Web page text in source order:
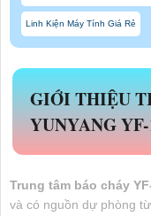
Linh Kiện Máy Tính Giá Rẻ
GIỚI THIỆU
YUNYANG
Trung tâm báo cháy
và có nguồn dự phòng